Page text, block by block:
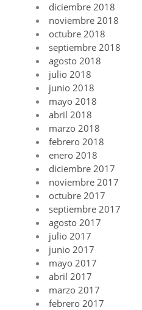
diciembre 2018
noviembre 2018
octubre 2018
septiembre 2018
agosto 2018
julio 2018
junio 2018
mayo 2018
abril 2018
marzo 2018
febrero 2018
enero 2018
diciembre 2017
noviembre 2017
octubre 2017
septiembre 2017
agosto 2017
julio 2017
junio 2017
mayo 2017
abril 2017
marzo 2017
febrero 2017